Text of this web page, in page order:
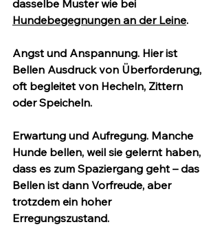
dasselbe Muster wie bei
Hundebegegnungen an der Leine.
Angst und Anspannung. Hier ist
Bellen Ausdruck von Überforderung,
oft begleitet von Hecheln, Zittern
oder Speicheln.
Erwartung und Aufregung. Manche
Hunde bellen, weil sie gelernt haben,
dass es zum Spaziergang geht – das
Bellen ist dann Vorfreude, aber
trotzdem ein hoher
Erregungszustand.